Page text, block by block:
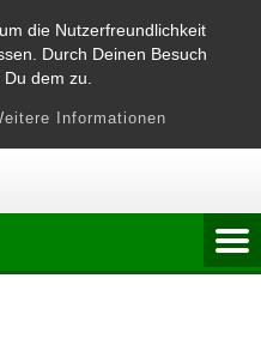
die Nutzerfreundlichkeit
Durch Deinen Besuch
dem zu.
Informationen